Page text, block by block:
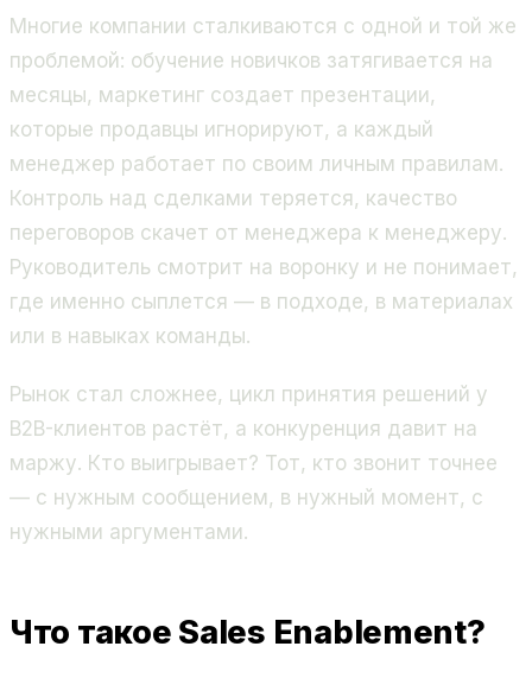
Многие компании сталкиваются с одной и той же
проблемой: обучение новичков затягивается на
месяцы, маркетинг создает презентации,
которые продавцы игнорируют, а каждый
менеджер работает по своим личным правилам.
Контроль над сделками теряется, качество
переговоров скачет от менеджера к менеджеру.
Руководитель смотрит на воронку и не понимает,
где именно сыплется — в подходе, в материалах
или в навыках команды.
Рынок стал сложнее, цикл принятия решений у
B2B-клиентов растёт, а конкуренция давит на
маржу. Кто выигрывает? Тот, кто звонит точнее
— с нужным сообщением, в нужный момент, с
нужными аргументами.
Что такое Sales Enablement?